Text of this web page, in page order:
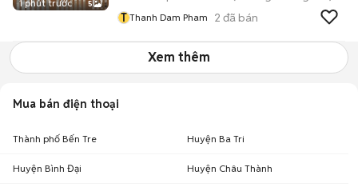
1 phút trước 5
T Thanh Dam Pham 2 đã bán
Xem thêm
Mua bán điện thoại
Thành phố Bến Tre Huyện Ba Tri
Huyện Bình Đại Huyện Châu Thành